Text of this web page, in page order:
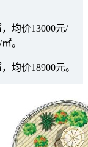
均价13000元/
。
价18900元。